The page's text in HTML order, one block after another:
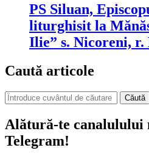
PS Siluan,
liturghisit la
Ilie” s. Nicoreni, r.
Caută articole
Căută
Alătură-te canalulului
Telegram!